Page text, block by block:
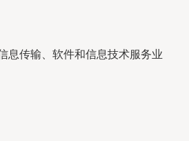
息传输、软件和信息技术服务业